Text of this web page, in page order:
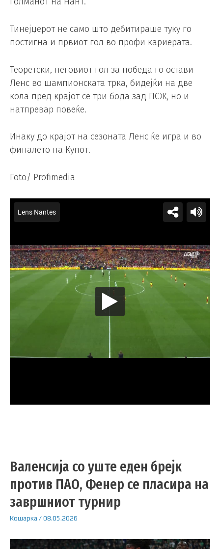
Тинејџерот не само што дебитираше туку го
постигна и првиот гол во профи кариерата.
Теоретски, неговиот гол за победа го остави
Ленс во шампионската трка, бидејќи на две
кола пред крајот се три бода зад ПСЖ, но и
натпревар повеќе.
Инаку до крајот на сезоната Ленс ќе игра и во
финалето на Купот.
Foto/ Profimedia
Валенсија со уште еден брејк
против ПАО, Фенер се пласира на
завршниот турнир
Кошарка /08.05.2026